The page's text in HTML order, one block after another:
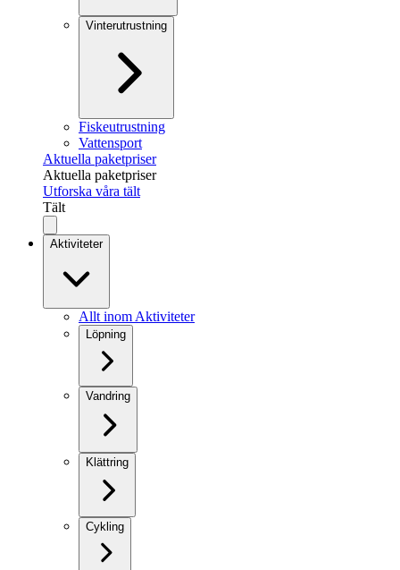
Vinterutrustning
Fiskeutrustning
Vattensport
Aktuella paketpriser
Aktuella paketpriser
Utforska våra tält
Tält
Aktiviteter
Allt inom Aktiviteter
Löpning
Vandring
Klättring
Cykling